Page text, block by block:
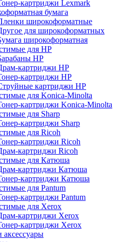
картриджи Lexmark
бумага
широкоформатные
для широкоформатных
широкоформатная
для HP
HP
картриджи HP
картриджи HP
картриджи HP
для Konica-Minolta
картриджи Konica-Minolta
для Sharp
картриджи Sharp
для Ricoh
картриджи Ricoh
картриджи Ricoh
для Катюша
картриджи Катюша
картриджи Катюша
для Pantum
картриджи Pantum
для Xerox
картриджи Xerox
картриджи Xerox